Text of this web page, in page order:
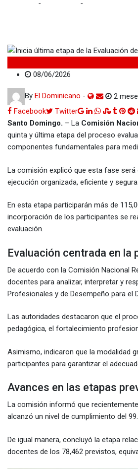
- -
08/06/2026
By El Dominicano - 2
Facebook
Twitter Google+
LinkedIn
Whatsapp
Santo Domingo. – La Comisión
quinta y última etapa del proceso
componentes fundamentales para
La comisión explicó que esta fase será
ejecución organizada, eficiente y
En esta etapa participarán más de
incorporación de los participantes se
evaluación.
Evaluación centrada en
De acuerdo con la Comisión Nacional
docentes para analizar, interpretar y
Profesionales y de Desempeño para el
Las autoridades destacaron que el
pedagógica, el fortalecimiento
Asimismo, indicaron que la modalidad
participantes para garantizar el
Avances en las etapas
La comisión informó que
alcanzó un nivel de cumplimiento del
De igual manera, concluyó la etapa
docentes de los 78,462 previstos,